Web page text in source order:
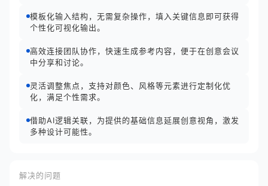
模板化输入结构，无需复杂操作，填入关键信息即可获得
个性化可视化输出。
高效连接团队协作，快速生成参考内容，便于在创意会议
中分享和讨论。
灵活调整焦点，支持对颜色、风格等元素进行定制化优
化，满足个性需求。
借助AI逻辑关联，为提供的基础信息延展创意视角，激发
多种设计可能性。
解决的问题